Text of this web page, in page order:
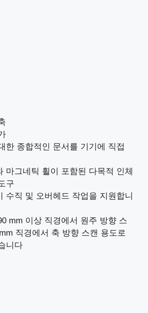
한 종합적인 문서를 기기에 직접
마그네틱 휠이 포함된 다목적 인체
구
수직 및 오버헤드 작업을 지원합니
mm 이상 직경에서 원주 방향 스
직경에서 축 방향 스캔 용도로
니다